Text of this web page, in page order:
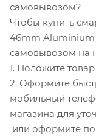
самовывозом?
Чтобы купить
46mm Aluminium
самовывозом на
1. Положите
2. Оформите
мобильный
магазина для
или оформите